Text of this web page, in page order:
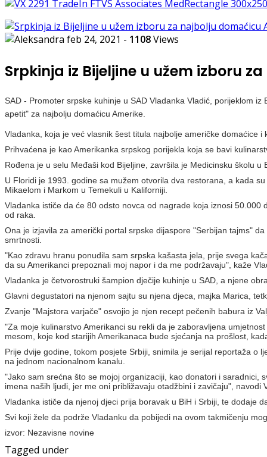
feb 24, 2021 - 1108Views
Srpkinja iz Bijeljine u užem izboru
SAD - Promoter srpske kuhinje u SAD Vladanka Vladić, porijeklom
apetit" za najbolju domaćicu Amerike.
Vladanka, koja je već vlasnik šest titula najbolje američke domaćice
Prihvaćena je kao Amerikanka srpskog porijekla koja se bavi
Rođena je u selu Međaši kod Bijeljine, završila je Medicinsku školu
U Floridi je 1993. godine sa mužem otvorila dva restorana, a kada
Mikaelom i Markom u Temekuli u Kaliforniji.
Vladanka ističe da će 80 odsto novca od nagrade koja iznosi
od raka.
Ona je izjavila za američki portal srpske dijaspore "Serbijan tajms"
smrtnosti.
"Kao zdravu hranu ponudila sam srpska kašasta jela, prije svega
da su Amerikanci prepoznali moj napor i da me podržavaju", kaže
Vladanka je četvorostruki šampion dječije kuhinje u SAD, a njene
Glavni degustatori na njenom sajtu su njena djeca, majka Marica,
Zvanje "Majstora varjače" osvojio je njen recept pečenih babura iz
"Za moje kulinarstvo Amerikanci su rekli da je zaboravljena
mesom, koje kod starijih Amerikanaca bude sjećanja na prošlost,
Prije dvije godine, tokom posjete Srbiji, snimila je serijal reportaža o
na jednom nacionalnom kanalu.
"Jako sam srećna što se mojoj organizaciji, kao donatori i saradnici,
imena naših ljudi, jer me oni približavaju otadžbini i zavičaju",
Vladanka ističe da njenoj djeci prija boravak u BiH i Srbiji, te dodaje
Svi koji žele da podrže Vladanku da pobijedi na ovom takmičenju
izvor: Nezavisne novine
Tagged under